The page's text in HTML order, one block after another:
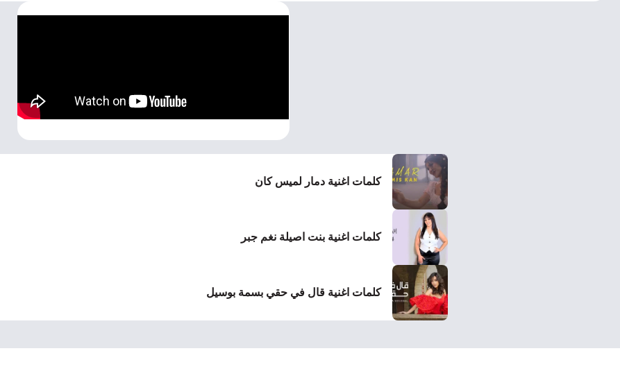
كلمات اغنية دمار لميس كان
كلمات اغنية بنت اصيلة نغم جبر
كلمات اغنية قال في حقي بسمة بوسيل